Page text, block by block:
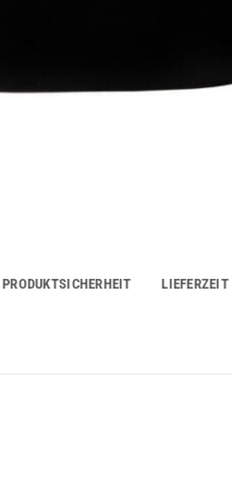
PRODUKTSICHERHEIT LIEFERZEIT